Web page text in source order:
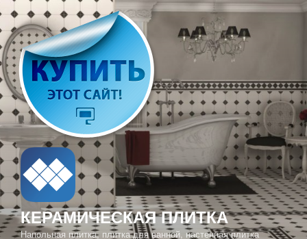
Перейти
содержимому
КЕРАМИЧЕСКАЯ ПЛИТКА
Напольная плитка, плитка для ванной, настенная плитка